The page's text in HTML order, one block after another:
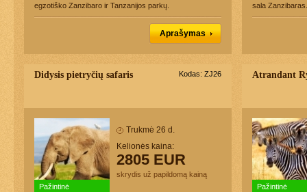
egzotiško Zanzibaro ir Tanzanijos parkų.
Aprašymas
sala Zanzibaras.
Didysis pietryčių safaris Kodas: ZJ26
Pažintinė
Trukmė 26 d.
Kelionės kaina:
2805 EUR
skrydis už papildomą kainą
Atrandant
Pažintinė